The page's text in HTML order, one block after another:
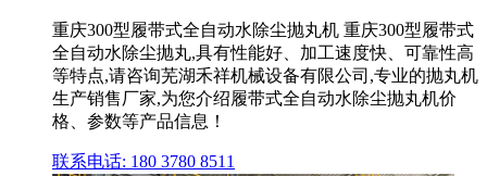
重庆300型履带式全自动水除尘抛丸机 重庆300型履带式
全自动水除尘抛丸,具有性能好、加工速度快、可靠性高
等特点,请咨询芜湖禾祥机械设备有限公司,专业的抛丸机
生产销售厂家,为您介绍履带式全自动水除尘抛丸机价
格、参数等产品信息！
联系电话: 180 3780 8511